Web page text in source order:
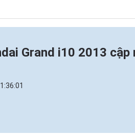
Grand i10 2013